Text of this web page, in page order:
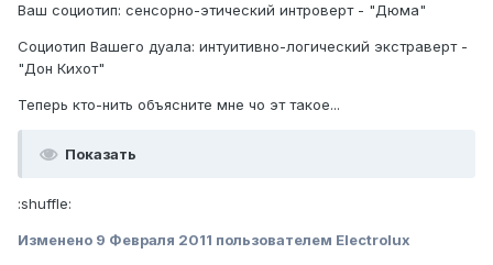
Ваш социотип: сенсорно-этический интроверт - "Дюма"
Социотип Вашего дуала: интуитивно-логический экстраверт -
"Дон Кихот"
Теперь кто-нить объясните мне чо эт такое...
Показать
:shuffle:
Изменено 9 Февраля 2011 пользователем Electrolux